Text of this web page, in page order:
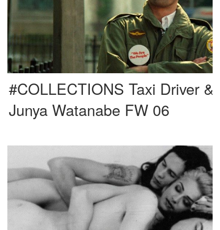
“¿Hablas conmigo ¿Me lo dices a mí? Dime ¿Es a mí? Entonces ¿A quién
demonios le hablas si no es […]
#COLLECTIONS Taxi Driver &
Junya Watanabe FW 06
Bajo la dirección artística de Fabien Baron, Madonna publica en 1992 uno de
los libros de fotografía más polémicos y […]